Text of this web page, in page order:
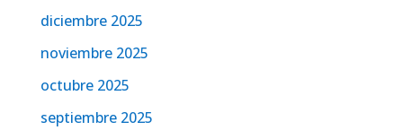
diciembre 2025
noviembre 2025
octubre 2025
septiembre 2025